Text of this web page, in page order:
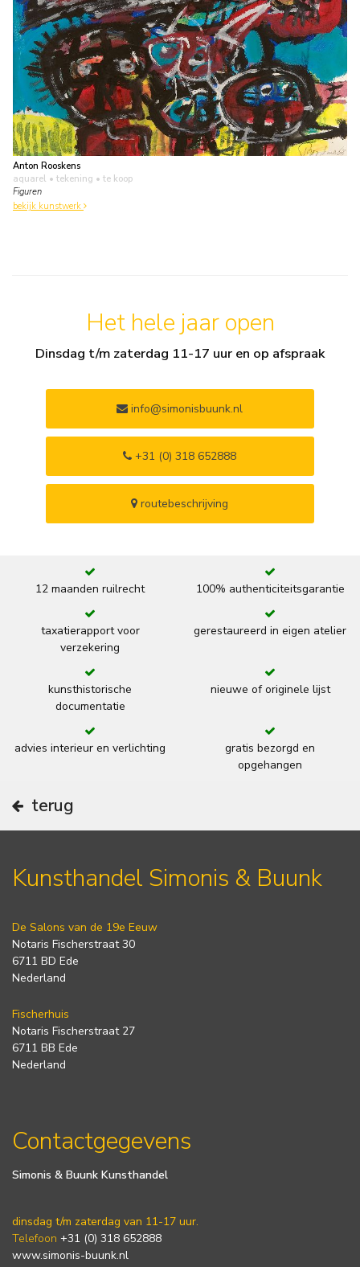
Anton Rooskens
aquarel • tekening • te koop
Figuren
bekijk kunstwerk
Het hele jaar open
Dinsdag t/m zaterdag 11-17 uur en op afspraak
info@simonisbuunk.nl
+31 (0) 318 652888
routebeschrijving
12 maanden ruilrecht 100% authenticiteitsgarantie
taxatierapport voor
verzekering
gerestaureerd in eigen atelier
kunsthistorische
documentatie
nieuwe of originele lijst
advies interieur en verlichting
gratis bezorgd en
opgehangen
terug
Kunsthandel Simonis & Buunk
De Salons van de 19e Eeuw
Notaris Fischerstraat 30
6711 BD Ede
Nederland
Fischerhuis
Notaris Fischerstraat 27
6711 BB Ede
Nederland
Contactgegevens
Simonis & Buunk Kunsthandel
dinsdag t/m zaterdag van 11-17 uur.
Telefoon +31 (0) 318 652888
www.simonis-buunk.nl